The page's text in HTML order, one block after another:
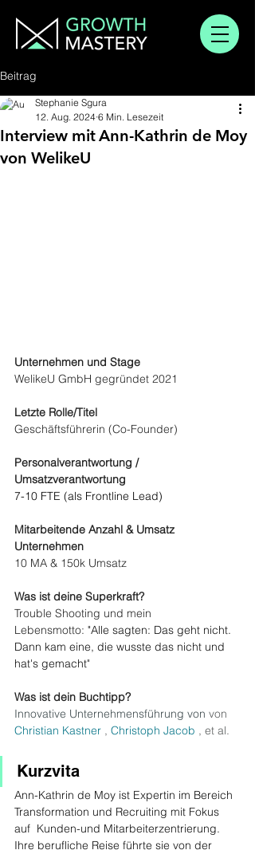
Beitrag
Interview mit Ann-Kathrin de Moy
von WelikeU
Stephanie Sgura
12. Aug. 2024 6 Min. Lesezeit
Unternehmen und Stage
WelikeU GmbH gegründet 2021
Letzte Rolle/Titel
Geschäftsführerin (Co-Founder)
Personalverantwortung /
Umsatzverantwortung
7-10 FTE (als Frontline Lead)
Mitarbeitende Anzahl & Umsatz
Unternehmen
10 MA & 150k Umsatz
Was ist deine Superkraft?
Trouble Shooting und mein
Lebensmotto: "Alle sagten: Das geht nicht.
Dann kam eine, die wusste das nicht und
hat's gemacht"
Was ist dein Buchtipp?
Innovative Unternehmensführung von von
Christian Kastner , Christoph Jacob , et al.
Kurzvita
Ann-Kathrin de Moy ist Expertin im Bereich
Transformation und Recruiting mit Fokus
auf  Kunden-und Mitarbeiterzentrierung.
Ihre berufliche Reise führte sie von der